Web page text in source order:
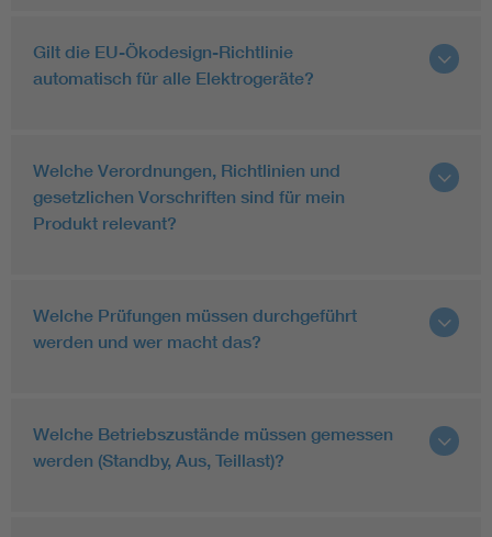
Gilt die EU-Ökodesign-Richtlinie
automatisch für alle Elektrogeräte?
Welche Verordnungen, Richtlinien und
gesetzlichen Vorschriften sind für mein
Produkt relevant?
Welche Prüfungen müssen durchgeführt
werden und wer macht das?
Welche Betriebszustände müssen gemessen
werden (Standby, Aus, Teillast)?